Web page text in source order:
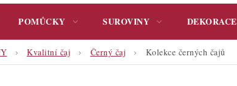
POMŮCKY SUROVINY DEKORACE
Kvalitní čaj Černý čaj Kolekce černých čajů